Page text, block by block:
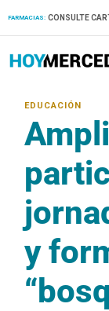
FARMACIAS: CONSULTE
y